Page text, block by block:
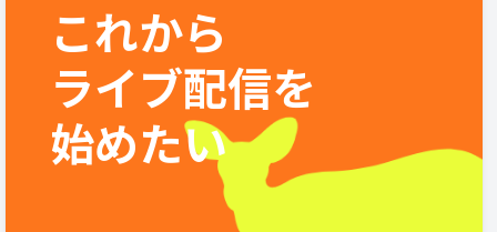
これから
ライブ配信を
始めたい